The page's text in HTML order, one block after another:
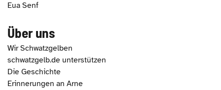
Eua Senf
Über uns
Wir Schwatzgelben
schwatzgelb.de unterstützen
Die Geschichte
Erinnerungen an Arne